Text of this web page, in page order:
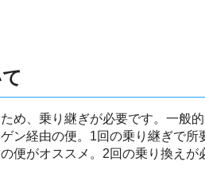
め、乗り継ぎが必要です。一般
ン経由の便。1回の乗り継ぎで
便がオススメ。2回の乗り換え